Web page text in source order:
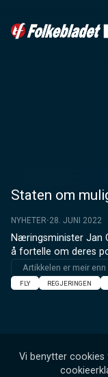
Staten om
NYHETER 28. JUNI 2022
Næringsminister Jan
å fortelle om deres
Artikkelen er meir enn
FLY REGJERINGEN
Vi benytter cookies